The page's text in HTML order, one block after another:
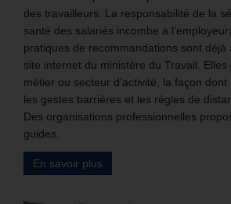
des travailleurs. La responsabilité de la
santé des salariés incombe à
pratiques de recommandations sont déjà
site internet du ministère du Travail. Elles
métier ou secteur d’activité, la façon dont
les gestes barrières et les règles de
Des organisations professionnelles
guides.
En savoir plus